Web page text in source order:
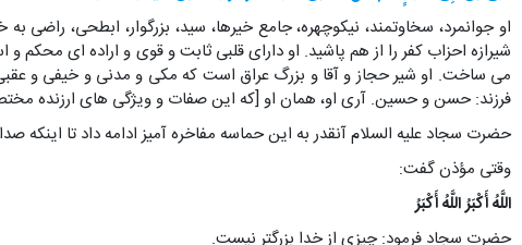
او جوانمرد، سخاوتمند، نیکوچهره، جامع خیرها، سید، بزرگوار، ابطحی، راضی
شیرازه احزاب کفر را از هم پاشید. او دارای قلبی ثابت و قوی و اراده ای محکم
می ساخت. او شیر حجاز و آقا و بزرگ عراق است که مکی و مدنی و خیفی و
فرزند: حسن و حسین. آری او، همان او [که این صفات و ویژگی های ارزنده
حضرت سجاد علیه السلام آنقدر به این حماسه مفاخره آمیز ادامه داد تا
وقتی مؤذن گفت:
اللَّهُ أَکْبَرُ اللَّهُ أَکْبَرُ
حضرت سجاد فرمود: چیزی از خدا بزرگتر نیست.